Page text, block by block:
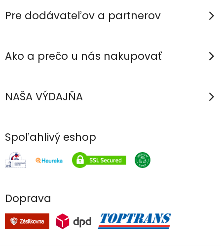
Pre dodávateľov a partnerov
Ako a prečo u nás nakupovať
NAŠA VÝDAJŇA
Spoľahlivý eshop
Doprava